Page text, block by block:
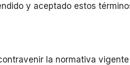
y aceptado estos
la normativa